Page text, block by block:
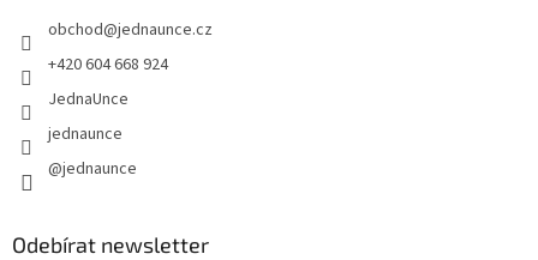
obchod@jednaunce.cz
+420 604 668 924
JednaUnce
jednaunce
@jednaunce
Odebírat newsletter